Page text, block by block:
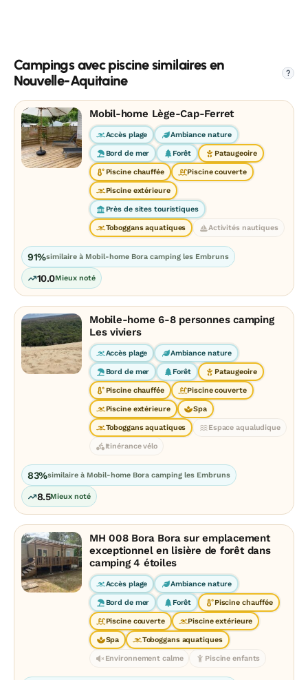
Campings avec piscine similaires en
Nouvelle-Aquitaine
?
Mobil-home Lège-Cap-Ferret
Accès plage Ambiance nature
Bord de mer Forêt Pataugeoire
Piscine chauffée Piscine couverte
Piscine extérieure
Près de sites touristiques
Toboggans aquatiques Activités nautiques
91%similaire à Mobil-home Bora camping les Embruns
10.0Mieux noté
Mobile-home 6-8 personnes camping
Les viviers
Accès plage Ambiance nature
Bord de mer Forêt Pataugeoire
Piscine chauffée Piscine couverte
Piscine extérieure Spa
Toboggans aquatiques Espace aqualudique
Itinérance vélo
83%similaire à Mobil-home Bora camping les Embruns
8.5Mieux noté
MH 008 Bora Bora sur emplacement
exceptionnel en lisière de forêt dans
camping 4 étoiles
Accès plage Ambiance nature
Bord de mer Forêt Piscine chauffée
Piscine couverte Piscine extérieure
Spa Toboggans aquatiques
Environnement calme Piscine enfants